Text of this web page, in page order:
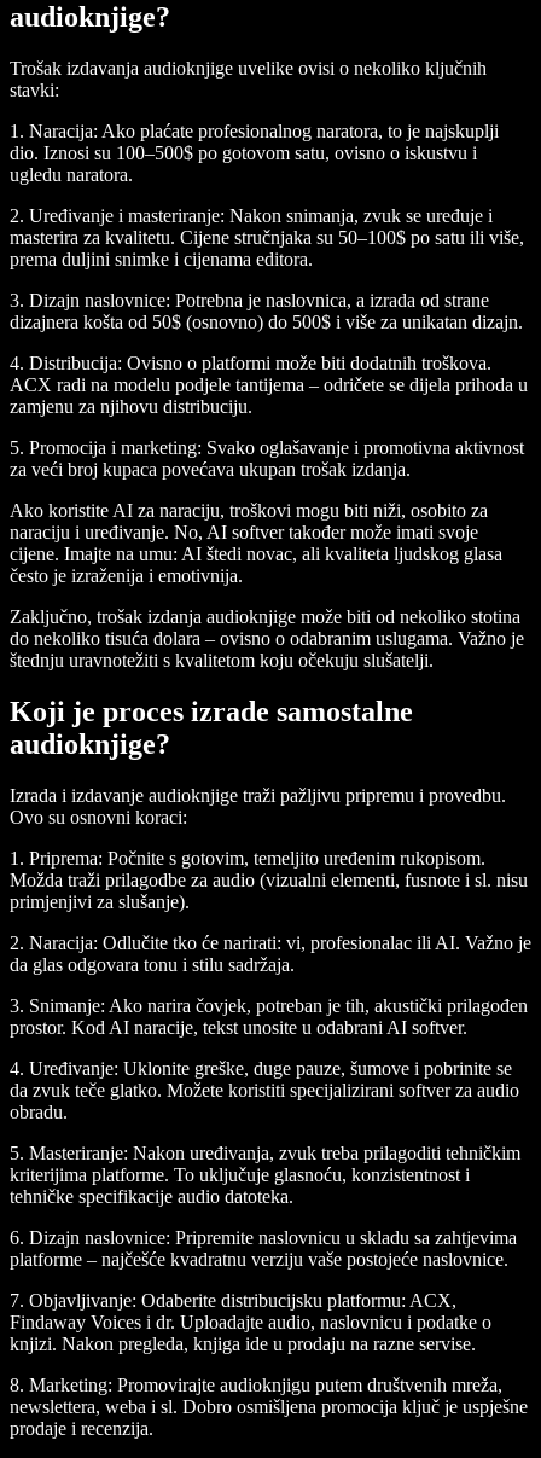
audioknjige?
Trošak izdavanja audioknjige uvelike ovisi o nekoliko ključnih
stavki:
1. Naracija: Ako plaćate profesionalnog naratora, to je najskuplji
dio. Iznosi su 100–500$ po gotovom satu, ovisno o iskustvu i
ugledu naratora.
2. Uređivanje i masteriranje: Nakon snimanja, zvuk se uređuje i
masterira za kvalitetu. Cijene stručnjaka su 50–100$ po satu ili više,
prema duljini snimke i cijenama editora.
3. Dizajn naslovnice: Potrebna je naslovnica, a izrada od strane
dizajnera košta od 50$ (osnovno) do 500$ i više za unikatan dizajn.
4. Distribucija: Ovisno o platformi može biti dodatnih troškova.
ACX radi na modelu podjele tantijema – odričete se dijela prihoda u
zamjenu za njihovu distribuciju.
5. Promocija i marketing: Svako oglašavanje i promotivna aktivnost
za veći broj kupaca povećava ukupan trošak izdanja.
Ako koristite AI za naraciju, troškovi mogu biti niži, osobito za
naraciju i uređivanje. No, AI softver također može imati svoje
cijene. Imajte na umu: AI štedi novac, ali kvaliteta ljudskog glasa
često je izraženija i emotivnija.
Zaključno, trošak izdanja audioknjige može biti od nekoliko stotina
do nekoliko tisuća dolara – ovisno o odabranim uslugama. Važno je
štednju uravnotežiti s kvalitetom koju očekuju slušatelji.
Koji je proces izrade samostalne
audioknjige?
Izrada i izdavanje audioknjige traži pažljivu pripremu i provedbu.
Ovo su osnovni koraci:
1. Priprema: Počnite s gotovim, temeljito uređenim rukopisom.
Možda traži prilagodbe za audio (vizualni elementi, fusnote i sl. nisu
primjenjivi za slušanje).
2. Naracija: Odlučite tko će narirati: vi, profesionalac ili AI. Važno je
da glas odgovara tonu i stilu sadržaja.
3. Snimanje: Ako narira čovjek, potreban je tih, akustički prilagođen
prostor. Kod AI naracije, tekst unosite u odabrani AI softver.
4. Uređivanje: Uklonite greške, duge pauze, šumove i pobrinite se
da zvuk teče glatko. Možete koristiti specijalizirani softver za audio
obradu.
5. Masteriranje: Nakon uređivanja, zvuk treba prilagoditi tehničkim
kriterijima platforme. To uključuje glasnoću, konzistentnost i
tehničke specifikacije audio datoteka.
6. Dizajn naslovnice: Pripremite naslovnicu u skladu sa zahtjevima
platforme – najčešće kvadratnu verziju vaše postojeće naslovnice.
7. Objavljivanje: Odaberite distribucijsku platformu: ACX,
Findaway Voices i dr. Uploadajte audio, naslovnicu i podatke o
knjizi. Nakon pregleda, knjiga ide u prodaju na razne servise.
8. Marketing: Promovirajte audioknjigu putem društvenih mreža,
newslettera, weba i sl. Dobro osmišljena promocija ključ je uspješne
prodaje i recenzija.